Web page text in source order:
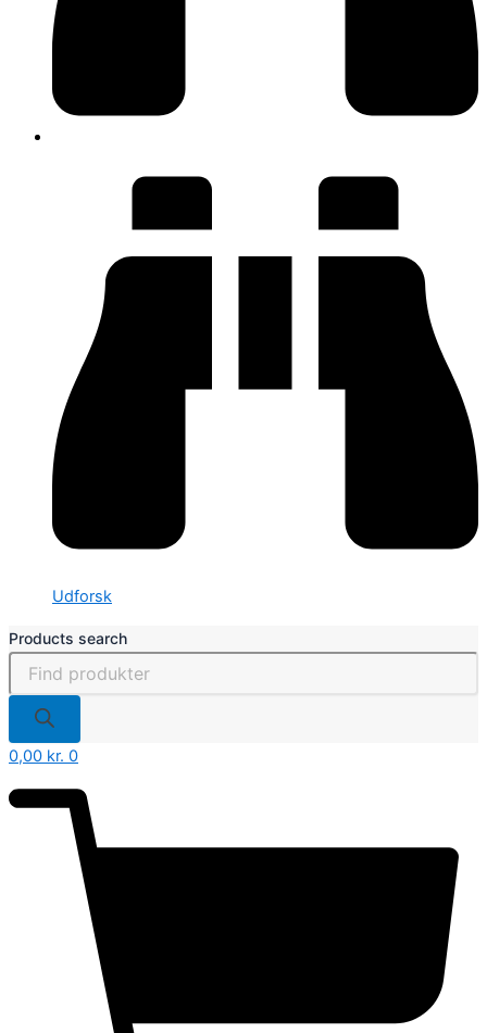
Udforsk
Products search
0,00 kr. 0